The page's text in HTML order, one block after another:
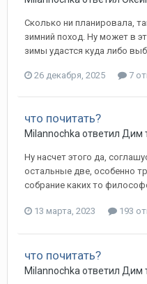
Сколько ни планировала,
зимний поход. Ну может в
зимы удастся куда либо
26 декабря, 2025 7
что почитать?
Milannochka ответил Дим
Ну насчет этого да,
остальные две, особенно
собрание каких то
13 марта, 2023 193
что почитать?
Milannochka ответил Дим